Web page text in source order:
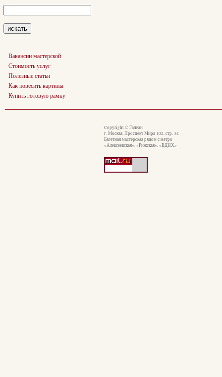
Вакансии мастерской
Стоимость услуг
Полезные статьи
Как повесить картины
Купить готовую рамку
Copyright © Галеон
г. Москва, Проспект Мира 102, стр. 34
Багетная мастерская рядом с метро
«Алексеевская», «Рижская», «ВДНХ»